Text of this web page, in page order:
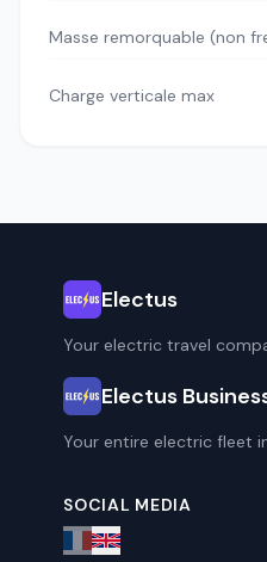
Masse remorquable (non
Charge verticale max
Electus
Your electric travel
Electus
Your entire electric fleet
SOCIAL MEDIA